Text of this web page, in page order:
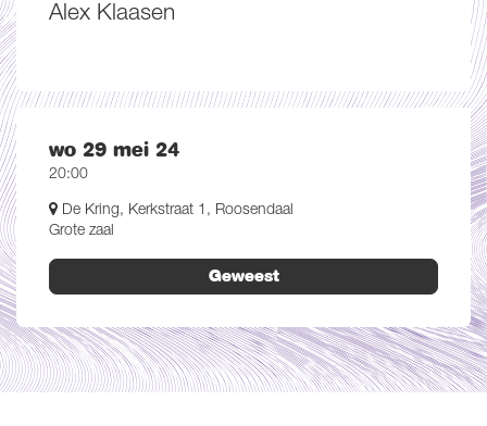
Alex Klaasen
wo 29 mei 24
20:00
De Kring, Kerkstraat 1, Roosendaal
Grote zaal
Geweest